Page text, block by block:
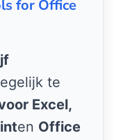
for Office
te
Excel,
en Office